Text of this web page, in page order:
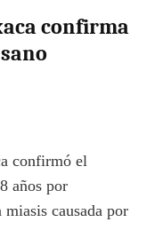
confirma
confirmó el
años por
causada por